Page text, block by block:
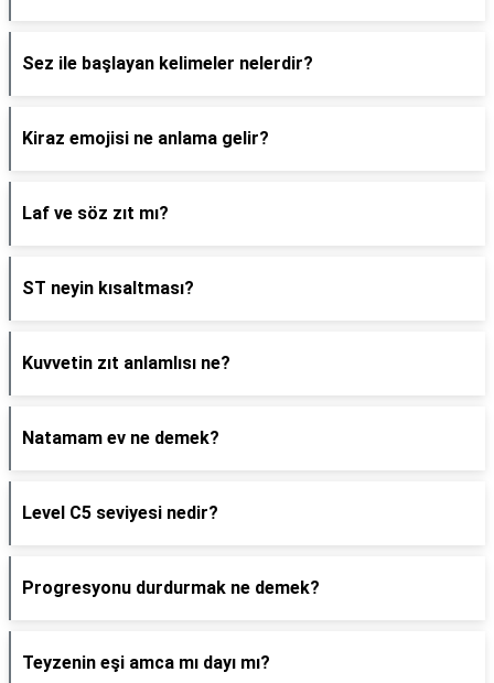
Sez ile başlayan kelimeler nelerdir?
Kiraz emojisi ne anlama gelir?
Laf ve söz zıt mı?
ST neyin kısaltması?
Kuvvetin zıt anlamlısı ne?
Natamam ev ne demek?
Level C5 seviyesi nedir?
Progresyonu durdurmak ne demek?
Teyzenin eşi amca mı dayı mı?